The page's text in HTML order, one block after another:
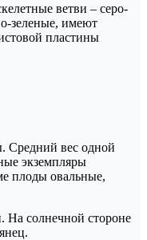
ветви – серо-
зеленые, имеют
пластины
Средний вес одной
экземпляры
плоды овальные,
На солнечной стороне